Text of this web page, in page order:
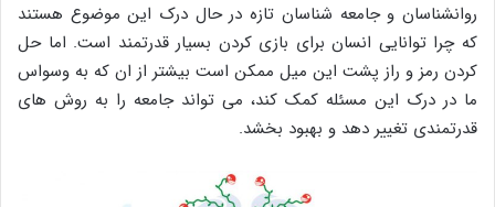
روانشناسان و جامعه شناسان تازه در حال درک این موضوع هستند
که چرا توانایی انسان برای بازی کردن بسیار قدرتمند است. اما حل
کردن رمز و راز پشت این میل ممکن است بیشتر از ان که به وسواس
ما در درک این مسئله کمک کند، می تواند جامعه را به روش های
قدرتمندی تغییر دهد و بهبود بخشد.